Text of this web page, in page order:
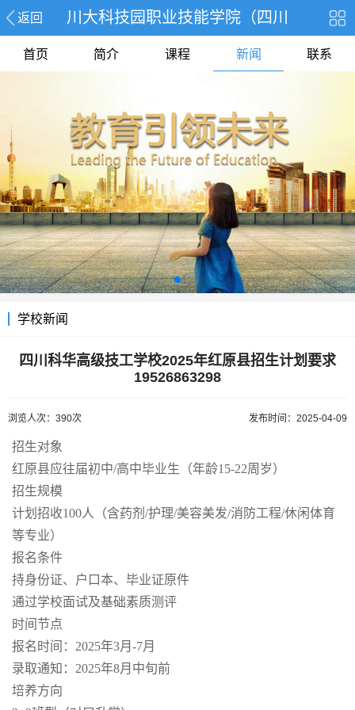
返回 川大科技园职业技能学院（四川
首页 简介 课程 新闻 联系
学校新闻
四川科华高级技工学校2025年红原县招生计划要求
19526863298
浏览人次：390次 发布时间：2025-04-09
招生对象
红原县应往届初中/高中毕业生（年龄15-22周岁）
招生规模
计划招收100人（含药剂/护理/美容美发/消防工程/休闲体育
等专业）
报名条件
持身份证、户口本、毕业证原件
通过学校面试及基础素质测评
时间节点
报名时间：2025年3月-7月
录取通知：2025年8月中旬前
培养方向